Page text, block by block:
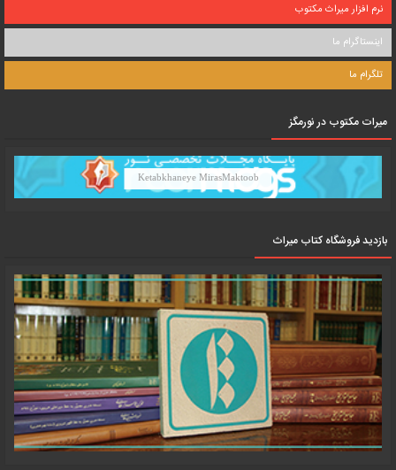
نرم افزار میراث مکتوب
اینستاگرام ما
تلگرام ما
میرات مکتوب در نورمگز
Ketabkhaneye MirasMaktoob
بازدید فروشگاه کتاب میراث